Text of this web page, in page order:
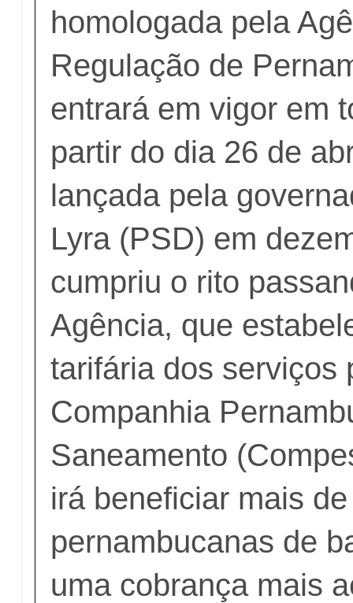
homologada pela
Regulação de
entrará em vigor em
partir do dia 26 de
lançada pela
Lyra (PSD) em
cumpriu o rito
Agência, que
tarifária dos serviços
Companhia
Saneamento
irá beneficiar mais
pernambucanas de
uma cobrança mais